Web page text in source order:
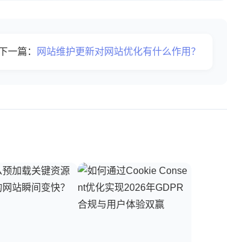
一篇： 网站维护更新对网站优化有什么作用？